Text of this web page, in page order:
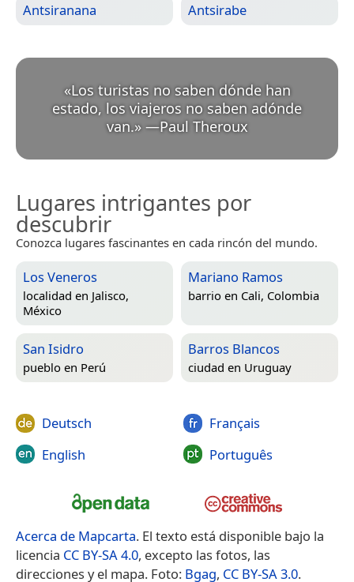
Antsiranana Antsirabe
«Los turistas no saben dónde han
estado, los viajeros no saben adónde
van.» —Paul Theroux
Lugares intrigantes por
descubrir
Conozca lugares fascinantes en cada rincón del mundo.
Los Veneros
localidad en Jalisco,
México
Mariano Ramos
barrio en Cali, Colombia
San Isidro
pueblo en Perú
Barros Blancos
ciudad en Uruguay
Deutsch
English
Français
Português
Acerca de Mapcarta. El texto está disponible bajo la
licencia CC BY-SA 4.0, excepto las fotos, las
direcciones y el mapa. Foto: Bgag, CC BY-SA 3.0.